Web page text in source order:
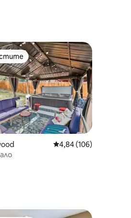
отзива
Средна оценка: 4,84
4,84 (106)